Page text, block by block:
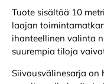
Tuote sisältää 10
laajan
ihanteellinen valinta
suurempia tiloja
Siivousvälinesarja on